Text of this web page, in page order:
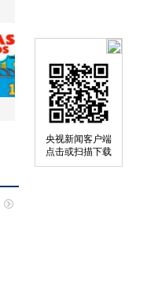
央视新闻客户端
点击或扫描下载